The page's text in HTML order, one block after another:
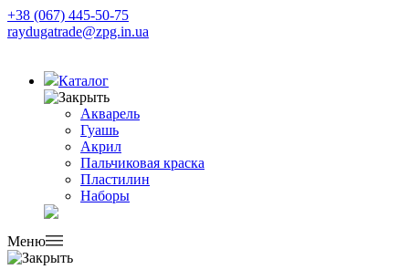
+38 (067) 445-50-75
raydugatrade@zpg.in.ua
Каталог
Акварель
Гуашь
Акрил
Пальчиковая краска
Пластилин
Наборы
Меню